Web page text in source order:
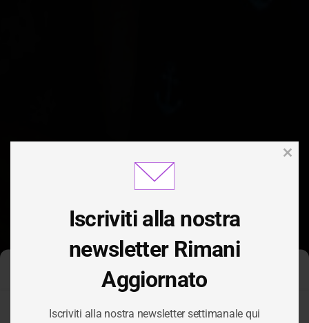
Gestisci Consenso Cookie
Iscriviti alla nostra
newsletter Rimani
Aggiornato
Iscriviti alla nostra newsletter settimanale qui